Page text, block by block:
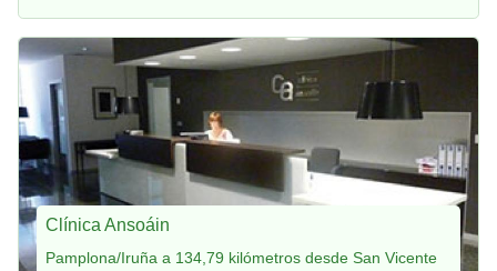
Clínica Ansoáin
Pamplona/Iruña a 134,79 kilómetros desde San Vicente